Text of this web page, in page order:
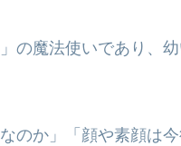
の魔法使いであり、
のか」「顔や素顔は